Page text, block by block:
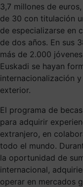
3,7 millones de
de 30 con titulación
de especializarse en
de dos años. En sus
más de 2.000
Euskadi se hayan
internacionalización
exterior.
El programa de
para adquirir
extranjero, en
todo el mundo.
la oportunidad de
internacional,
operar en mercados